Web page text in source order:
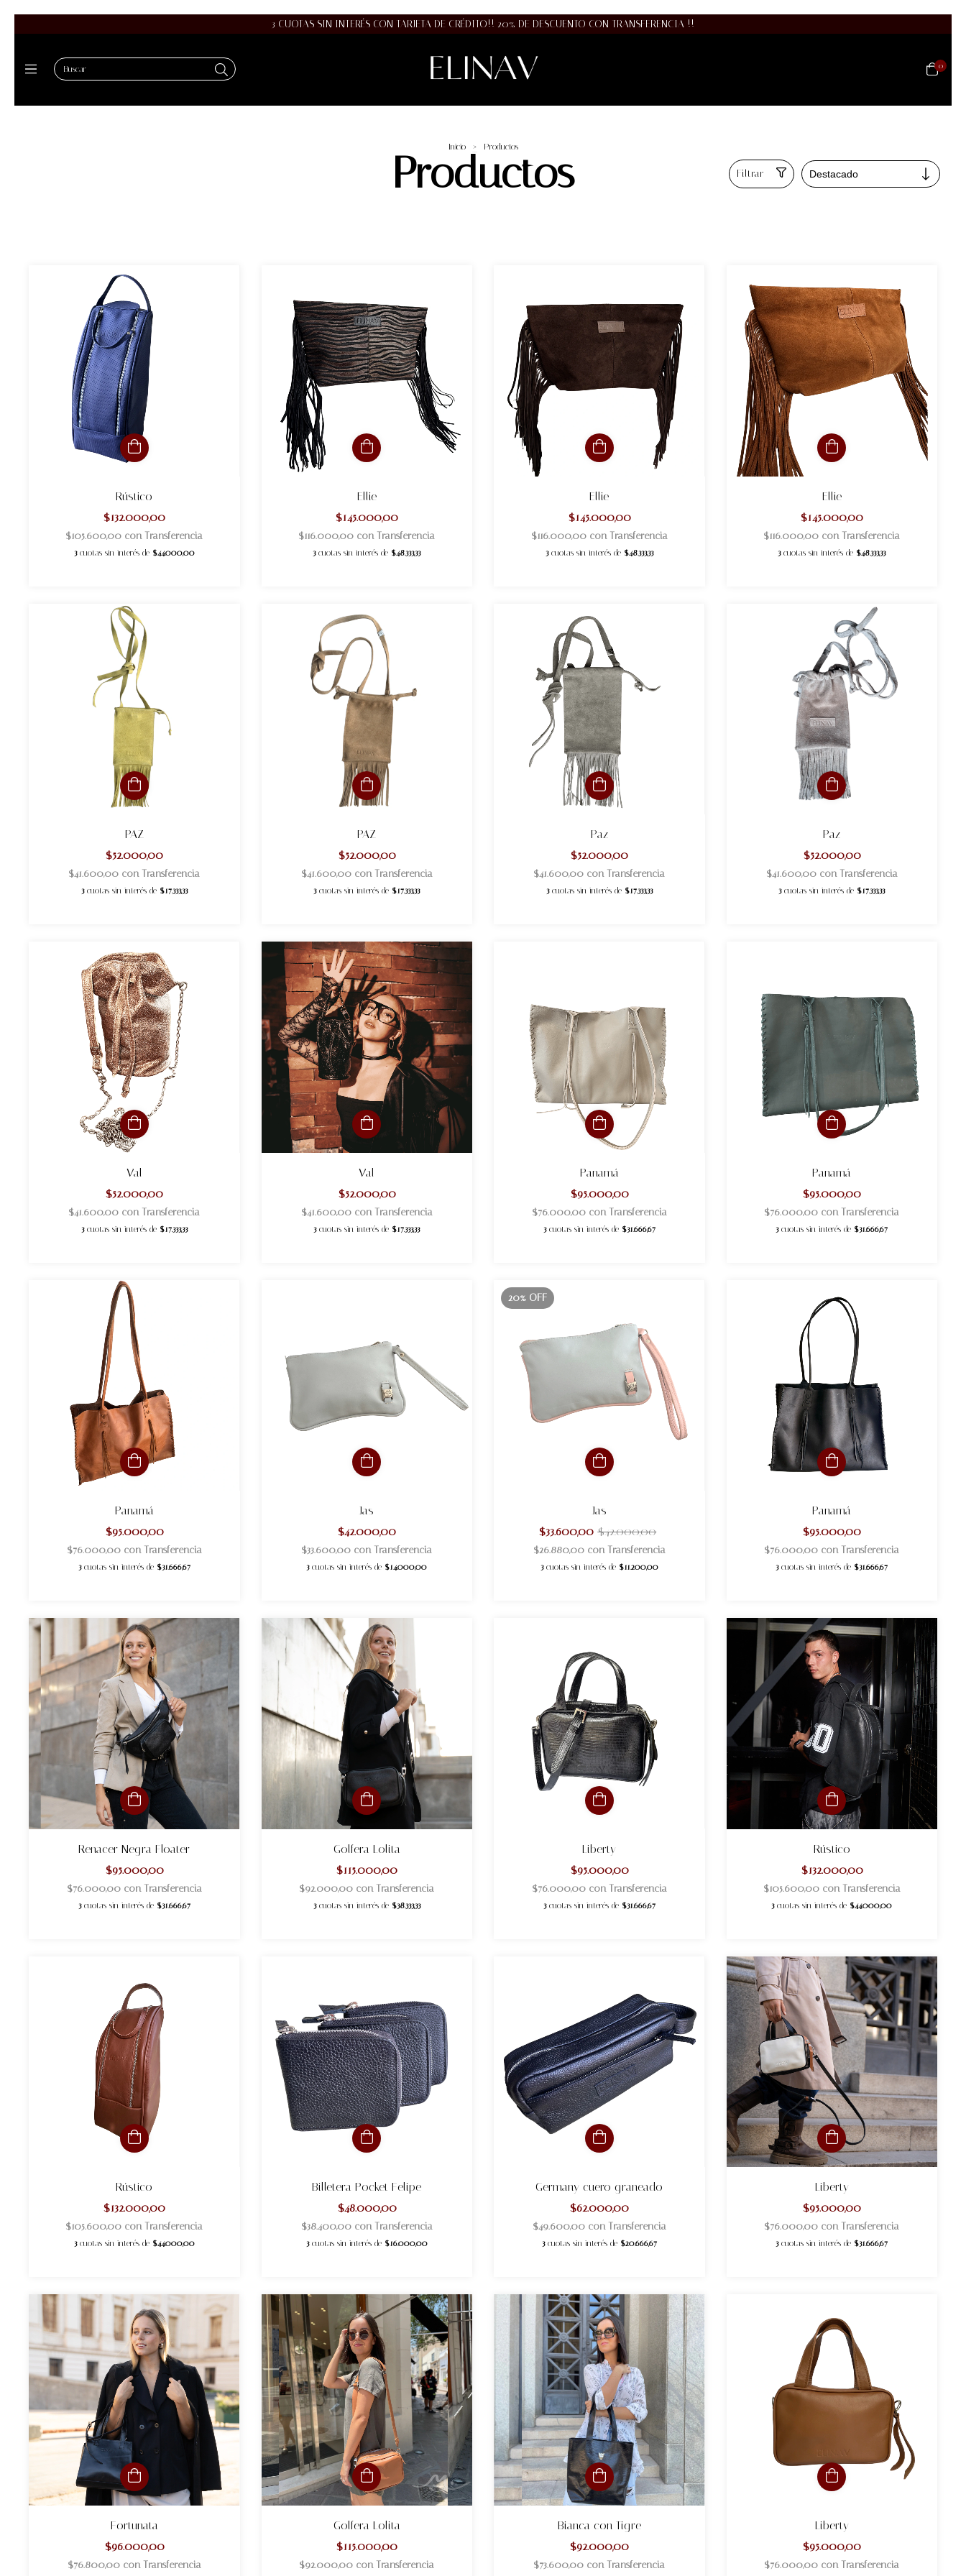
3 CUOTAS SIN INTERÉS CON TARJETA DE CRÉDITO!! 20% DE DESCUENTO CON TRANSFERENCIA !!
0
Inicio > Productos
Productos Filtrar
Rústico
$132.000,00
$105.600,00 con Transferencia
3 cuotas sin interés de $44.000,00
Ellie
$145.000,00
$116.000,00 con Transferencia
3 cuotas sin interés de $48.333,33
Ellie
$145.000,00
$116.000,00 con Transferencia
3 cuotas sin interés de $48.333,33
Ellie
$145.000,00
$116.000,00 con Transferencia
3 cuotas sin interés de $48.333,33
PAZ
$52.000,00
$41.600,00 con Transferencia
3 cuotas sin interés de $17.333,33
PAZ
$52.000,00
$41.600,00 con Transferencia
3 cuotas sin interés de $17.333,33
Paz
$52.000,00
$41.600,00 con Transferencia
3 cuotas sin interés de $17.333,33
Paz
$52.000,00
$41.600,00 con Transferencia
3 cuotas sin interés de $17.333,33
Val
$52.000,00
$41.600,00 con Transferencia
3 cuotas sin interés de $17.333,33
Val
$52.000,00
$41.600,00 con Transferencia
3 cuotas sin interés de $17.333,33
Panamá
$95.000,00
$76.000,00 con Transferencia
3 cuotas sin interés de $31.666,67
Panamá
$95.000,00
$76.000,00 con Transferencia
3 cuotas sin interés de $31.666,67
Panamá
$95.000,00
$76.000,00 con Transferencia
3 cuotas sin interés de $31.666,67
Jas
$42.000,00
$33.600,00 con Transferencia
3 cuotas sin interés de $14.000,00
20% OFF
Jas
$33.600,00$42.000,00
$26.880,00 con Transferencia
3 cuotas sin interés de $11.200,00
Panamá
$95.000,00
$76.000,00 con Transferencia
3 cuotas sin interés de $31.666,67
Renacer Negra Floater
$95.000,00
$76.000,00 con Transferencia
3 cuotas sin interés de $31.666,67
Golfera Lolita
$115.000,00
$92.000,00 con Transferencia
3 cuotas sin interés de $38.333,33
Liberty
$95.000,00
$76.000,00 con Transferencia
3 cuotas sin interés de $31.666,67
Rústico
$132.000,00
$105.600,00 con Transferencia
3 cuotas sin interés de $44.000,00
Rústico
$132.000,00
$105.600,00 con Transferencia
3 cuotas sin interés de $44.000,00
Billetera Pocket Felipe
$48.000,00
$38.400,00 con Transferencia
3 cuotas sin interés de $16.000,00
Germany cuero graneado
$62.000,00
$49.600,00 con Transferencia
3 cuotas sin interés de $20.666,67
Liberty
$95.000,00
$76.000,00 con Transferencia
3 cuotas sin interés de $31.666,67
Fortunata
$96.000,00
$76.800,00 con Transferencia
Golfera Lolita
$115.000,00
$92.000,00 con Transferencia
Bianca con Tigre
$92.000,00
$73.600,00 con Transferencia
Liberty
$95.000,00
$76.000,00 con Transferencia